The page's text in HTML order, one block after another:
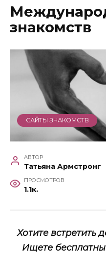
знакомств
САЙТЫ ЗНАКОМСТВ
АВТОР
Татьяна Армстронг
ПРОСМОТРОВ
1.1к.
Хотите встретить
Ищете